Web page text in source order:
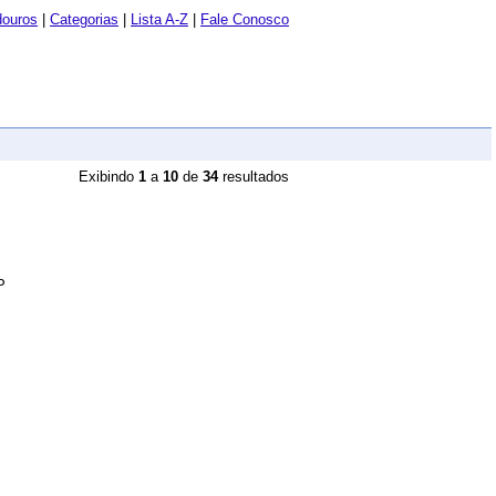
Categorias Lista A-Z Fale Conosco
Exibindo 1 a 10 de 34resultados